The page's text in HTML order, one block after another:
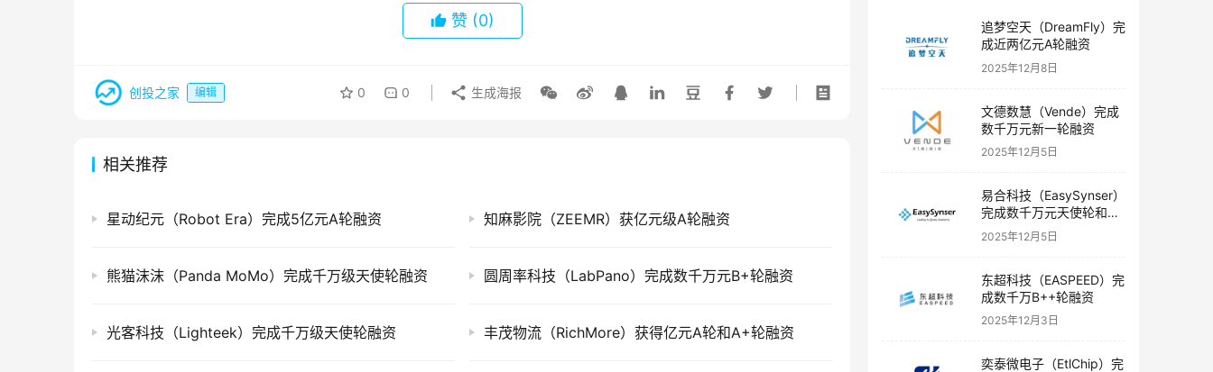
赞 (0)
创投之家 编辑 0 0 生成海报
相关推荐
星动纪元（Robot Era）完成5亿元A轮融资 知麻影院（ZEEMR）获亿元级A轮融资
熊猫沫沫（Panda MoMo）完成千万级天使轮融资 圆周率科技（LabPano）完成数千万元B+轮融资
光客科技（Lighteek）完成千万级天使轮融资 丰茂物流（RichMore）获得亿元A轮和A+轮融资
追梦空天（DreamFly）完
成近两亿元A轮融资
2025年12月8日
文德数慧（Vende）完成
数千万元新一轮融资
2025年12月5日
易合科技（EasySynser）
完成数千万元天使轮和天
使+轮融资
2025年12月5日
东超科技（EASPEED）完
成数千万B++轮融资
2025年12月3日
奕泰微电子（EtlChip）完